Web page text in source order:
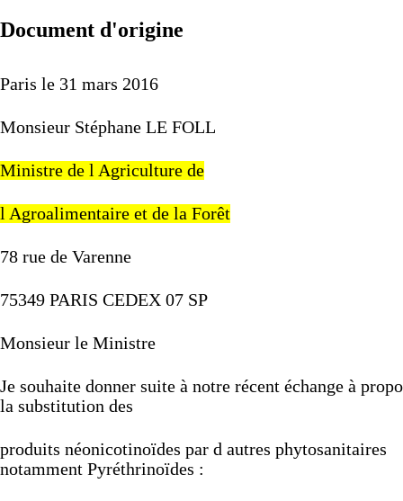
Document d'origine
Paris le 31 mars 2016
Monsieur Stéphane LE FOLL
Ministre de l Agriculture de
l Agroalimentaire et de la Forêt
78 rue de Varenne
75349 PARIS CEDEX 07 SP
Monsieur le Ministre
Je souhaite donner suite à notre récent échange à
la substitution des
produits néonicotinoïdes par d autres phytosanitaires
notamment Pyréthrinoïdes :